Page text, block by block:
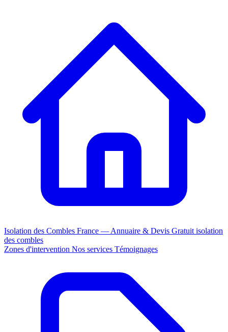
Isolation des Combles France — Annuaire & Devis Gratuit isolation
des combles
Zones d'intervention Nos services Témoignages